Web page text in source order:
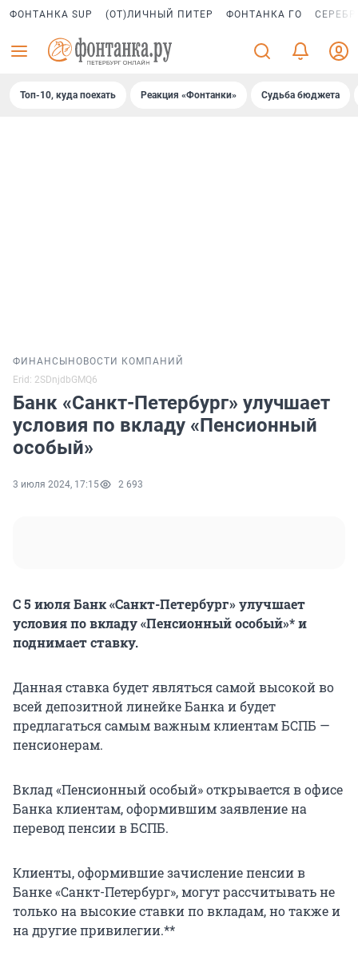
ФОНТАНКА SUP (ОТ)ЛИЧНЫЙ ПИТЕР ФОНТАНКА ГО
Топ-10, куда поехать Реакция «Фонтанки» Судьба бюджета
ФИНАНСЫ НОВОСТИ КОМПАНИЙ
Erid: 2SDnjdbGMQ6
Банк «Санкт-Петербург» улучшает
условия по вкладу «Пенсионный
особый»
3 июля 2024, 17:15 2 693
С 5 июля Банк «Санкт-Петербург» улучшает
условия по вкладу «Пенсионный особый»* и
поднимает ставку.
Данная ставка будет являться самой высокой во
всей депозитной линейке Банка и будет
предлагаться самым важным клиентам БСПБ —
пенсионерам.
Вклад «Пенсионный особый» открывается в офисе
Банка клиентам, оформившим заявление на
перевод пенсии в БСПБ.
Клиенты, оформившие зачисление пенсии в
Банке «Санкт-Петербург», могут рассчитывать не
только на высокие ставки по вкладам, но также и
на другие привилегии.**